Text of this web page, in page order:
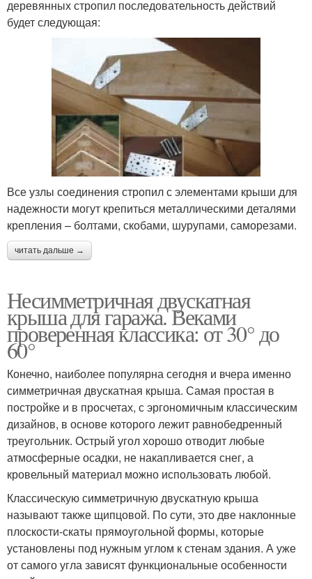
деревянных стропил последовательность действий
будет следующая:
Все узлы соединения стропил с элементами крыши для
надежности могут крепиться металлическими деталями
крепления – болтами, скобами, шурупами, саморезами.
читать дальше →
Несимметричная двускатная
крыша для гаража. Веками
проверенная классика: от 30° до
60°
Конечно, наиболее популярна сегодня и вчера именно
симметричная двускатная крыша. Самая простая в
постройке и в просчетах, с эргономичным классическим
дизайнов, в основе которого лежит равнобедренный
треугольник. Острый угол хорошо отводит любые
атмосферные осадки, не накапливается снег, а
кровельный материал можно использовать любой.
Классическую симметричную двускатную крыша
называют также щипцовой. По сути, это две наклонные
плоскости-скаты прямоугольной формы, которые
установлены под нужным углом к стенам здания. А уже
от самого угла зависят функциональные особенности